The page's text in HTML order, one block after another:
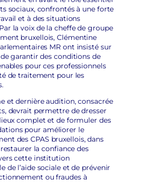
sociaux, confrontés à une forte
et à des situations
la voix de la cheffe de groupe
bruxellois, Clémentine
MR ont insisté sur
garantir des conditions de
pour ces professionnels
de traitement pour les
et dernière audition, consacrée
devrait permettre de dresser
complet et de formuler des
pour améliorer le
des CPAS bruxellois, dans
la confiance des
cette institution
de l’aide sociale et de prévenir
ou fraudes à